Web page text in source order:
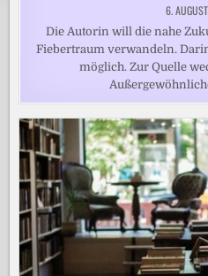
6.
Die Autorin will die nahe
Fiebertraum verwandeln.
möglich. Zur Quelle